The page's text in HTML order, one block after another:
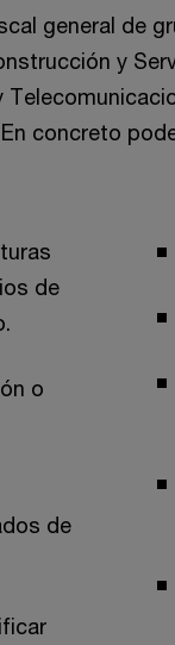
general de
y
concreto
de
o
de